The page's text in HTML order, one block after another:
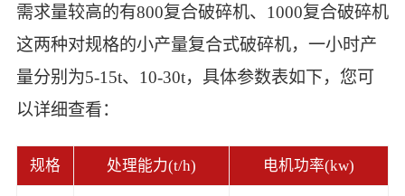
需求量较高的有800复合破碎机、1000复合破碎机
这两种对规格的小产量复合式破碎机，一小时产
量分别为5-15t、10-30t，具体参数表如下，您可
以详细查看：
规格 处理能力(t/h) 电机功率(kw)